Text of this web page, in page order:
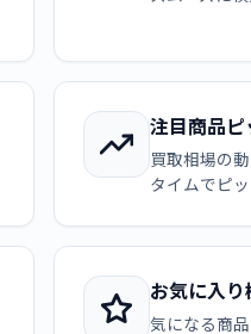
注目商品
買取相場の
タイムでピッ
お気に入り
気になる商